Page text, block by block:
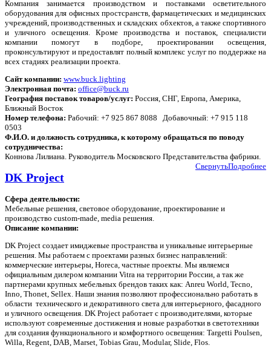
Компания занимается производством и поставками осветительного
оборудования для офисных простсранств, фармацетических и медицинских
учреждений, производственных и складских обхектов, а также спортивного
и уличного освещения. Кроме производства и поставок, специалисти
компании помогут в подборе, проектировании освещения,
проконсультируют и предоставлят полный комплекс услуг по поддержке на
всех стадиях реализации проекта.
Сайт компании: www.buck.lighting
Электронная почта: office@buck.ru
География поставок товаров/услуг: Россия, СНГ, Европа, Америка,
Ближный Восток
Номер телефона: Рабочий: +7 925 867 8088 Добавочный: +7 915 118
0503
Ф.И.О. и должность сотрудника, к которому обращаться по поводу
сотрудничества:
Коннова Лилиана. Руководитель Московского Представительства фабрики.
Подробнее
Свернуть
DK Project
Сфера деятельности:
Мебельные решения, световое оборудование, проектирование и
производство custom-made, media решения.
Описание компании:
DK Project создает имиджевые пространства и уникальные интерьерные
решения. Мы работаем с проектами разных бизнес направлений:
коммерческие интерьеры, Horeca, частные проекты. Мы являемся
официальным дилером компании Vitra на территории России, а так же
партнерами крупных мебельных брендов таких как: Anreu World, Tecno,
Inno, Thonet, Sellex. Наши знания позволяют профессионально работать в
области технического и декоративного света для интерьерного, фасадного
и уличного освещения. DK Project работает с производителями, которые
используют современные достижения и новые разработки в светотехники
для создания функционального и комфортного освещения: Targetti Poulsen,
Willa, Regent, DAB, Marset, Tobias Grau, Modular, Slide, Flos.